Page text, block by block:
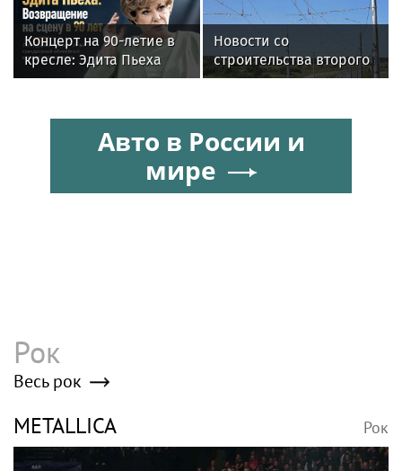
Концерт на 90-летие в
кресле: Эдита Пьеха
планирует вернуться на
Новости со
строительства второго
этапа линии
Авто в России и
мире
Рок
Весь рок
METALLICA Рок